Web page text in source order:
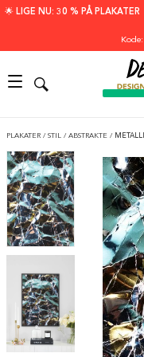
🌟 LIGE NU: 30 % PÅ
PLAKATER / STIL / ABSTRAKTE /